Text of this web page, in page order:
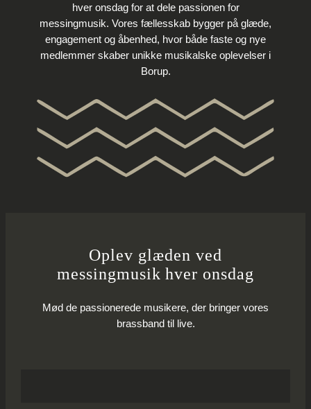
hver onsdag for at dele passionen for
messingmusik. Vores fællesskab bygger på glæde,
engagement og åbenhed, hvor både faste og nye
medlemmer skaber unikke musikalske oplevelser i
Borup.
Oplev glæden ved
messingmusik hver onsdag
Mød de passionerede musikere, der bringer vores
brassband til live.